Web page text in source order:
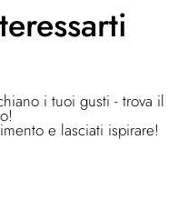
i tuoi gusti - trova il
e lasciati ispirare!